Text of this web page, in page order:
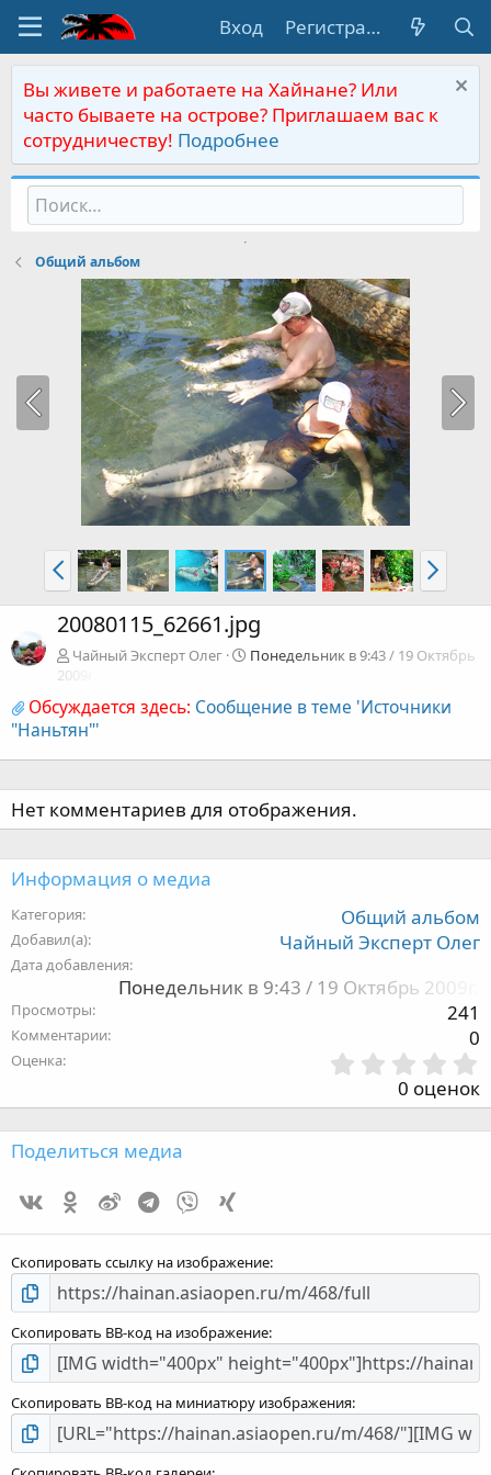
Вход Регистрация
Вы живете и работаете на Хайнане? Или
часто бываете на острове? Приглашаем вас к
сотрудничеству! Подробнее
Общий альбом
20080115_62661.jpg
Чайный Эксперт Олег
Понедельник в 9:43 / 19 Октябрь
2009г.
Обсуждается здесь: Сообщение в теме 'Источники
"Наньтян"'
Нет комментариев для отображения.
Информация о медиа
Категория Общий альбом
Добавил(а) Чайный Эксперт Олег
Дата добавления
Понедельник в 9:43 / 19 Октябрь 2009г.
Просмотры 241
Комментарии 0
Оценка
,
0
0
д
0 оценок
Поделиться медиа
Vk
Ok WeiboTelegram
Viber
Скопировать ссылку на изображение
Скопировать BB-код на изображение
Скопировать BB-код на миниатюру изображения